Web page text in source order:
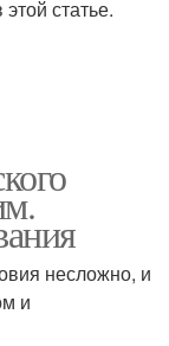
статье.
несложно, и
и